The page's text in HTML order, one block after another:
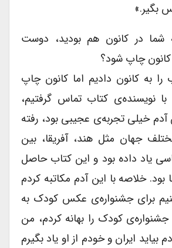
بگیر.»
در کانون هم بودید، دوست
چاپ شود؟
را به کانون دادیم اما کانون چاپ
با نویسنده‌ی کتاب تماس گرفتیم،
خیلی تجربه‌ی عجیبی بود، رفته
جهان مثل هند، آفریقا، بین
یاد داده بود و این کتاب حاصل
خلاصه با این آدم مکاتبه کردم
برای جشنواره‌ی عکس کودک به
جشنواره‌ی کودک را بهانه کردم، من
ایران و خودم از او یاد بگیرم